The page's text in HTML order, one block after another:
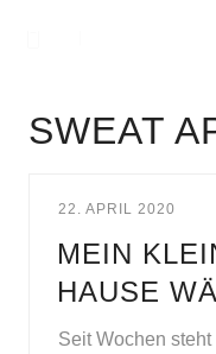
SWEAT
22. APRIL 2020
MEIN
HAUSE
Seit Wochen